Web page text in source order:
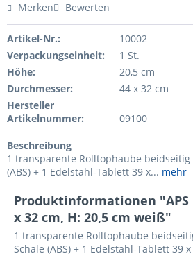
Merken Bewerten
Artikel-Nr.:
10002
Verpackungseinheit:
1 St.
Höhe:
20,5 cm
Durchmesser:
44 x 32 cm
Hersteller
Artikelnummer:
09100
Beschreibung
1 transparente Rolltophaube beidseitig
(ABS) + 1 Edelstahl-Tablett 39 x... mehr
Produktinformationen
x 32 cm, H: 20,5 cm weiß"
1 transparente Rolltophaube
Schale (ABS) + 1 Edelstahl-Tablett 39